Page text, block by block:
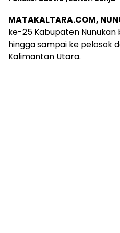
MATAKALTARA.COM,
ke-25 Kabupaten
hingga sampai ke pelosok
Kalimantan Utara.